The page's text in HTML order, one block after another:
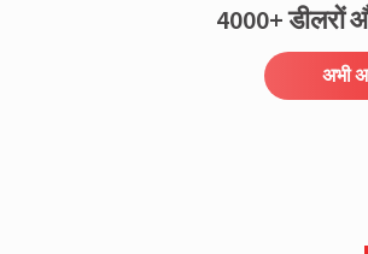
4000+ डीलरों
अभी